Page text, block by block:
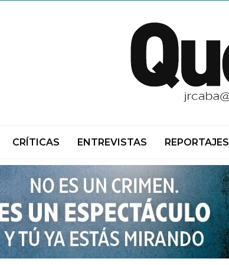
CRÍTICAS ENTREVISTAS REPORTAJES